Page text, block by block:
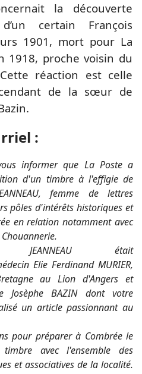
la découverte
certain François
1901, mort pour La
1918, proche voisin du
réaction est celle
de la sœur de
:
informer que La Poste a
d'un timbre à l'effigie de
femme de lettres
pôles d'intérêts historiques et
en relation notamment avec
JEANNEAU était
Elie Ferdinand MURIER,
au Lion d'Angers et
Josèphe BAZIN dont votre
un article passionnant au
pour préparer à Combrée le
avec l'ensemble des
et associatives de la localité.